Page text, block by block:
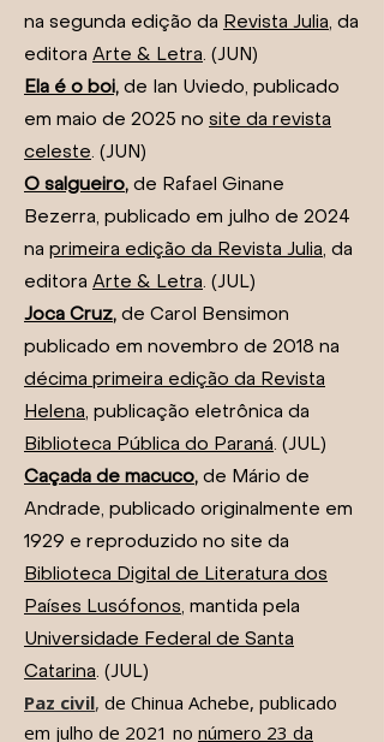
na segunda edição da Revista Julia, da
editora Arte & Letra. (JUN)
Ela é o boi, de Ian Uviedo, publicado
em maio de 2025 no site da revista
celeste. (JUN)
O salgueiro, d e Rafael Ginane
Bezerra, publicado em julho de 2024
na primeira edição da Revista Julia, da
editora Arte & Letra. (JUL)
Joca Cruz, d e Carol Bensimon
publicado em novembro de 2018 na
décima primeira edição da Revista
Helena, publicação eletrônica da
Biblioteca Pública do Paraná. (JUL)
Caçada de macuco, d e Mário de
Andrade, publicado originalmente em
1929 e reproduzido no site da
Biblioteca Digital de Literatura dos
Países Lusófonos, mantida pela
Universidade Federal de Santa
Catarina. (JUL)
Paz civil, de Chinua Achebe, publicado
em julho de 2021 no número 23 da